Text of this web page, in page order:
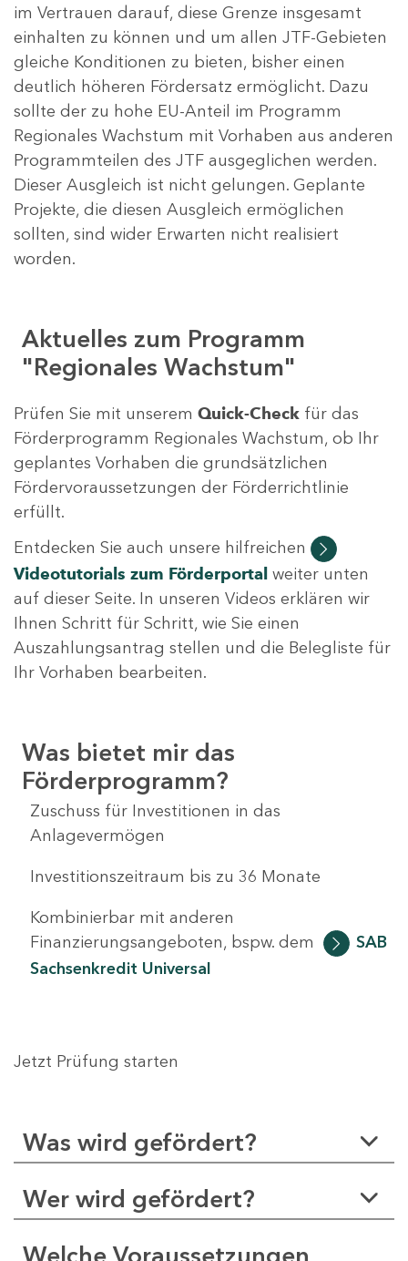
im Vertrauen darauf, diese Grenze insgesamt
einhalten zu können und um allen JTF-Gebieten
gleiche Konditionen zu bieten, bisher einen
deutlich höheren Fördersatz ermöglicht. Dazu
sollte der zu hohe EU-Anteil im Programm
Regionales Wachstum mit Vorhaben aus anderen
Programmteilen des JTF ausgeglichen werden.
Dieser Ausgleich ist nicht gelungen. Geplante
Projekte, die diesen Ausgleich ermöglichen
sollten, sind wider Erwarten nicht realisiert
worden.
Aktuelles zum Programm
"Regionales Wachstum"
Prüfen Sie mit unserem Quick-Check für das
Förderprogramm Regionales Wachstum, ob Ihr
geplantes Vorhaben die grundsätzlichen
Fördervoraussetzungen der Förderrichtlinie
erfüllt.
Entdecken Sie auch unsere hilfreichen
Videotutorials zum Förderportal weiter unten
auf dieser Seite. In unseren Videos erklären wir
Ihnen Schritt für Schritt, wie Sie einen
Auszahlungsantrag stellen und die Belegliste für
Ihr Vorhaben bearbeiten.
Was bietet mir das
Förderprogramm?
Zuschuss für Investitionen in das
Anlagevermögen
Investitionszeitraum bis zu 36 Monate
Kombinierbar mit anderen
Finanzierungsangeboten, bspw. dem
SAB
Sachsenkredit Universal
Jetzt Prüfung starten
Was wird gefördert?
Wer wird gefördert?
Welche Voraussetzungen